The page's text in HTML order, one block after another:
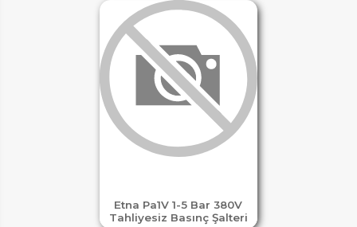
Etna Pa1V 1-5 Bar 380V
Tahliyesiz Basınç Şalteri